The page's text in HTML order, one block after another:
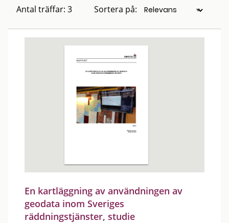
Antal träffar: 3 Sortera på:
En kartläggning av användningen av
geodata inom Sveriges
räddningstjänster, studie